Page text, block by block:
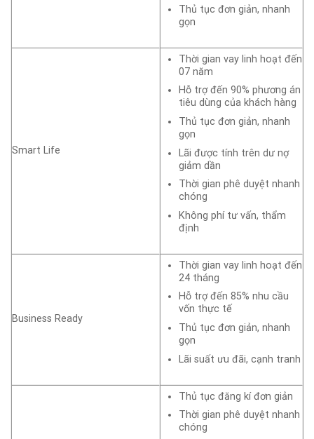
Thủ tục đơn giản, nhanh
gọn
Smart Life
Thời gian vay linh hoạt đến
07 năm
Hỗ trợ đến 90% phương án
tiêu dùng của khách hàng
Thủ tục đơn giản, nhanh
gọn
Lãi được tính trên dư nợ
giảm dần
Thời gian phê duyệt nhanh
chóng
Không phí tư vấn, thẩm
định
Business Ready
Thời gian vay linh hoạt đến
24 tháng
Hỗ trợ đến 85% nhu cầu
vốn thực tế
Thủ tục đơn giản, nhanh
gọn
Lãi suất ưu đãi, cạnh tranh
Thủ tục đăng kí đơn giản
Thời gian phê duyệt nhanh
chóng